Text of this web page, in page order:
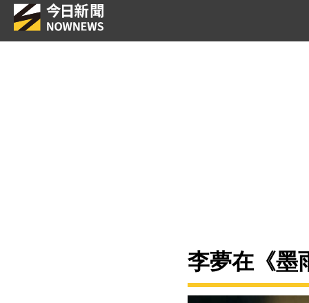
李夢在《墨